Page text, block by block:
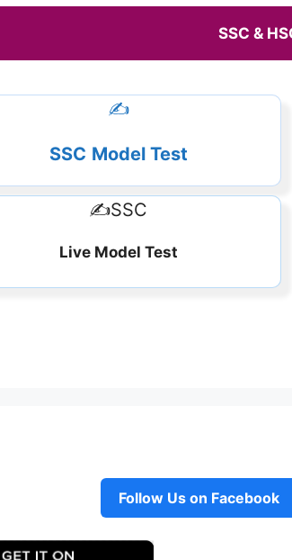
SSC &
✍️
SSC Model Test
✍️SSC
Live Model Test
Follow Us on Facebook